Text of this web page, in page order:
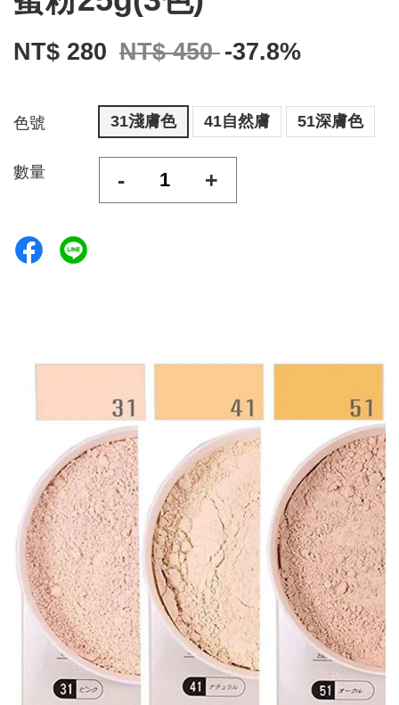
NT$ 280 NT$ 450 -37.8%
色號 31淺膚色 41自然膚 51深膚色
數量 - +